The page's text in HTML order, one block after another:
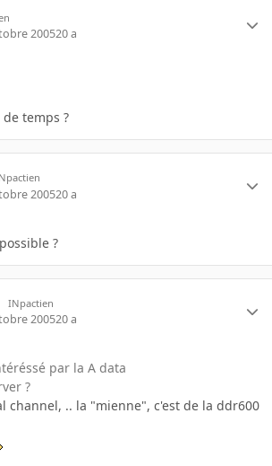
200520 a
temps ?
200520 a
?
INpactien
200520 a
par la A data
?
channel, .. la "mienne", c'est de la ddr600